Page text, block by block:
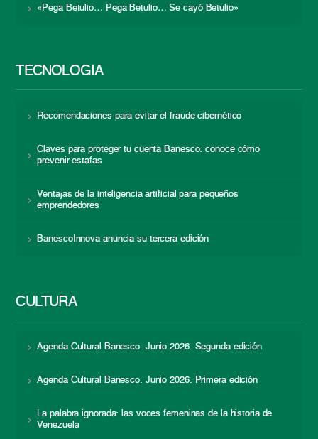
«Pega Betulio… Pega Betulio… Se cayó Betulio»
TECNOLOGÍA
Recomendaciones para evitar el fraude cibernético
Claves para proteger tu cuenta Banesco: conoce cómo
prevenir estafas
Ventajas de la inteligencia artificial para pequeños
emprendedores
BanescoInnova anuncia su tercera edición
CULTURA
Agenda Cultural Banesco. Junio 2026. Segunda edición
Agenda Cultural Banesco. Junio 2026. Primera edición
La palabra ignorada: las voces femeninas de la historia de
Venezuela